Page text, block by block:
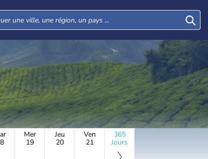
Mer
19
Jeu
20
Ven
21
365
Jours